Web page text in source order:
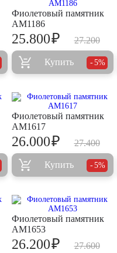
Фиолетовый памятник
AM1186
27.200
25.800₽
Купить 5%
Фиолетовый памятник
AM1617
27.400
26.000₽
Купить 5%
Фиолетовый памятник
AM1653
27.600
26.200₽